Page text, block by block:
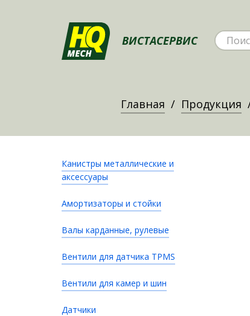
ВИСТАСЕРВИС
Главная Продукция
Канистры металлические и
аксессуары
Амортизаторы и стойки
Валы карданные, рулевые
Вентили для датчика TPMS
Вентили для камер и шин
Датчики